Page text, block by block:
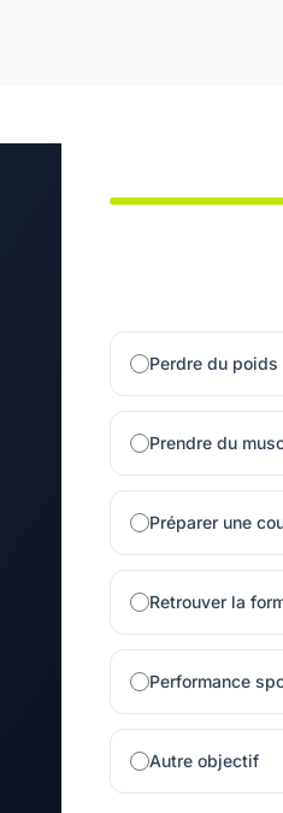
Perdre du poids
Prendre du
Préparer une
Retrouver la
Performance
Autre objectif